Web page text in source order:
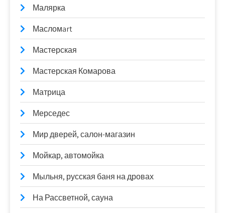
Малярка
Масломart
Мастерская
Мастерская Комарова
Матрица
Мерседес
Мир дверей, салон-магазин
Мойкар, автомойка
Мыльня, русская баня на дровах
На Рассветной, сауна